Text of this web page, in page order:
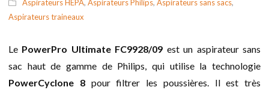
Aspirateurs HEPA, Aspirateurs Philips, Aspirateurs sans sacs,
Aspirateurs traineaux
Le PowerPro Ultimate FC9928/09 est un aspirateur sans
sac haut de gamme de Philips, qui utilise la technologie
PowerCyclone 8pour filtrer les poussières. Il est très